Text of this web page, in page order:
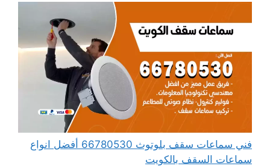
فني سماعات سقف بلوتوث 66780530 أفضل انواع
سماعات السقف بالكويت